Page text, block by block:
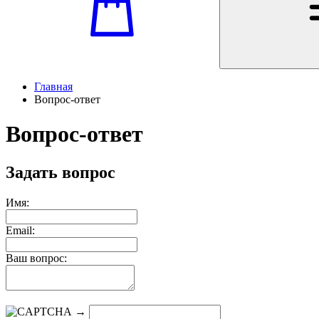
Главная
Вопрос-ответ
Вопрос-ответ
Задать вопрос
Имя:
Email:
Ваш вопрос:
→